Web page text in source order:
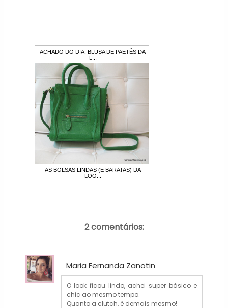
ACHADO DO DIA: BLUSA DE PAETÊS DA
AS BOLSAS LINDAS (E BARATAS) DA
LOO...
2 comentários:
Maria Fernanda Zanotin
O look ficou lindo, achei super básico e
chic ao mesmo tempo.
Quanto a clutch, é demais mesmo!